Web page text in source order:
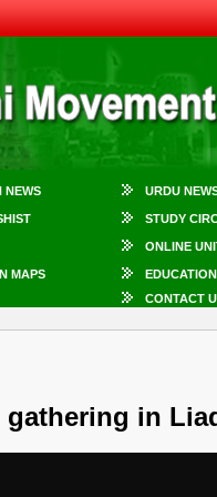
NEWS URDU
STUDY
ONLINE
MAPS EDUCATION
CONTACT
in